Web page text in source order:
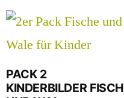
PACK 2
KINDERBILDER FISCH